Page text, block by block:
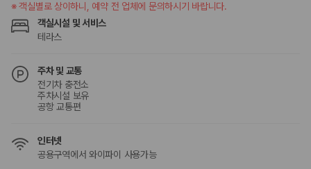
제주렌트카 보험까지 비교해야 진짜 가격비교입
동일한 차량이라도 보험 조건에 따라 실제 부담 금액이 달라질 수 있습니
다. 카모아는 제주 렌트카 가격뿐 아니라 일반자차, 완전자차, 슈퍼자차 조
건을 함께 확인할 수 있도록 돕습니다.
완전자차:
다.
슈퍼자차: 더 높은 보장 조건을 원하는 사용자에게 적합합니다.
※객실별로 상이하니, 예약 전 업체에 문의하시기 바랍니다.
객실시설 및 서비스
테라스
주차 및 교통
전기차 충전소
주차시설 보유
공항 교통편
인터넷
공용구역에서 와이파이 사용가능